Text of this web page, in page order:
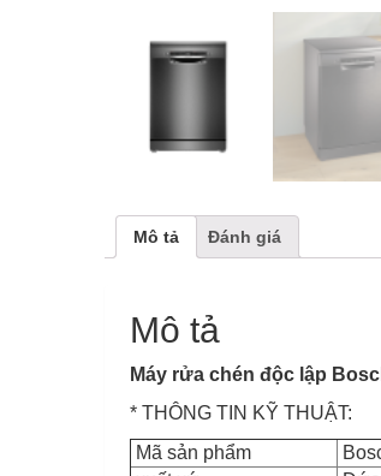
Mô tả Đánh giá
Mô tả
Máy rửa chén độc lập
* THÔNG TIN KỸ THUẬT:
Mã sản phẩm